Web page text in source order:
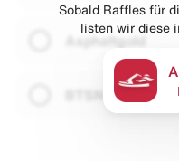
Asphaltgold
Sobald Raffles für
listen wir diese